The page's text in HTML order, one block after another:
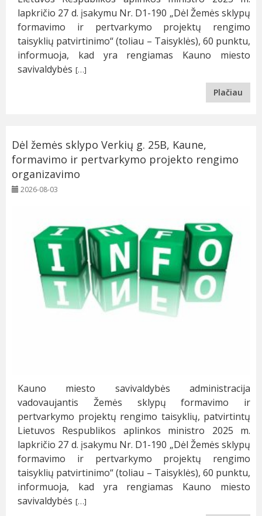
lapkričio 27 d. įsakymu Nr. D1-190 „Dėl Žemės sklypų
formavimo ir pertvarkymo projektų rengimo
taisyklių patvirtinimo“ (toliau – Taisyklės), 60 punktu,
informuoja, kad yra rengiamas Kauno miesto
savivaldybės […]
Plačiau
Dėl žemės sklypo Verkių g. 25B, Kaune,
formavimo ir pertvarkymo projekto rengimo
organizavimo
2026-08-03
Kauno miesto savivaldybės administracija
vadovaujantis Žemės sklypų formavimo ir
pertvarkymo projektų rengimo taisyklių, patvirtintų
Lietuvos Respublikos aplinkos ministro 2025 m.
lapkričio 27 d. įsakymu Nr. D1-190 „Dėl Žemės sklypų
formavimo ir pertvarkymo projektų rengimo
taisyklių patvirtinimo“ (toliau – Taisyklės), 60 punktu,
informuoja, kad yra rengiamas Kauno miesto
savivaldybės […]